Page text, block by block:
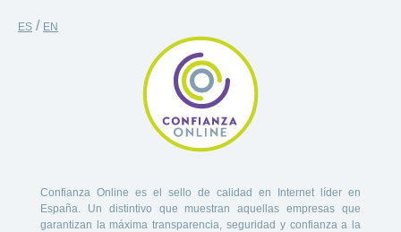
ES / EN
Confianza Online es el sello de calidad en Internet líder en
España. Un distintivo que muestran aquellas empresas que
garantizan la máxima transparencia, seguridad y confianza a la